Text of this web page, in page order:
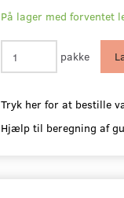
På lager med forventet
pakke
Tryk her for at bestille
Hjælp til beregning af